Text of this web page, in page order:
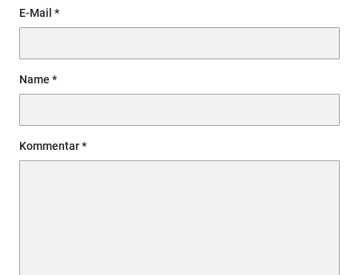
E-Mail
Name
Kommentar